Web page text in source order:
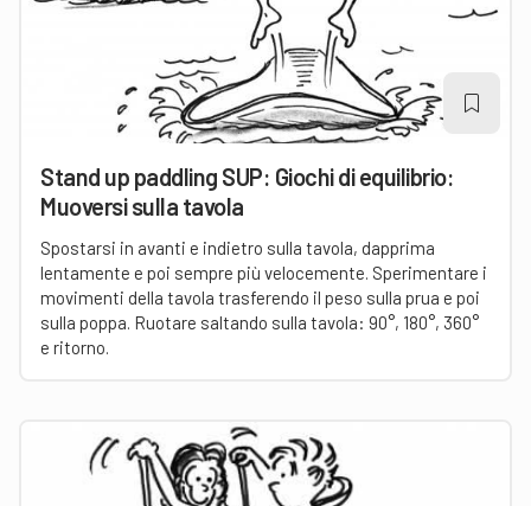
Stand up paddling SUP: Giochi di equilibrio:
Muoversi sulla tavola
Spostarsi in avanti e indietro sulla tavola, dapprima
lentamente e poi sempre più velocemente. Sperimentare i
movimenti della tavola trasferendo il peso sulla prua e poi
sulla poppa. Ruotare saltando sulla tavola: 90°, 180°, 360°
e ritorno.